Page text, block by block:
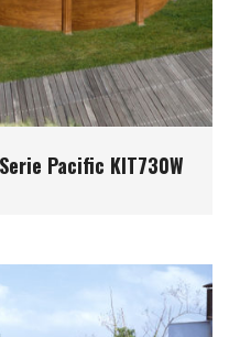
Pacific KIT730W